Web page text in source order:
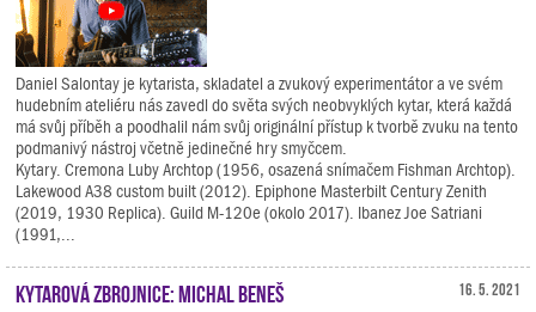
Daniel Salontay je kytarista, skladatel a zvukový experimentátor a ve svém
hudebním ateliéru nás zavedl do světa svých neobvyklých kytar, která každá
má svůj příběh a poodhalil nám svůj originální přístup k tvorbě zvuku na tento
podmanivý nástroj včetně jedinečné hry smyčcem.
Kytary. Cremona Luby Archtop (1956, osazená snímačem Fishman Archtop).
Lakewood A38 custom built (2012). Epiphone Masterbilt Century Zenith
(2019, 1930 Replica). Guild M-120e (okolo 2017). Ibanez Joe Satriani
(1991,...
16. 5. 2021
Kytarová zbrojnice: Michal Beneš